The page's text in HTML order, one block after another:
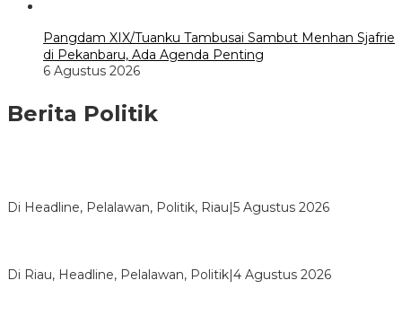
Pangdam XIX/Tuanku Tambusai Sambut Menhan Sjafrie
di Pekanbaru, Ada Agenda Penting
6 Agustus 2026
Berita Politik
Di Headline, Pelalawan, Politik, Riau|5 Agustus 2026
Di Riau, Headline, Pelalawan, Politik|4 Agustus 2026